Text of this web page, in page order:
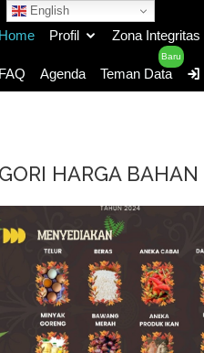
English
Home Profil Zona Integritas
FAQ Agenda Teman Data
Baru
HARGA BAHAN